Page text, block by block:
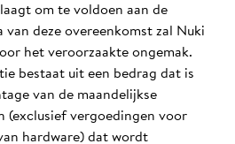
om te voldoen aan de
deze overeenkomst zal Nuki
het veroorzaakte ongemak.
bestaat uit een bedrag dat is
van de maandelijkse
(exclusief vergoedingen voor
hardware) dat wordt